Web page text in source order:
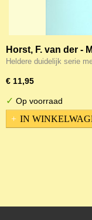
Horst, F. van der -
Heldere duidelijk serie
€ 11,95
✓ Op voorraad
IN